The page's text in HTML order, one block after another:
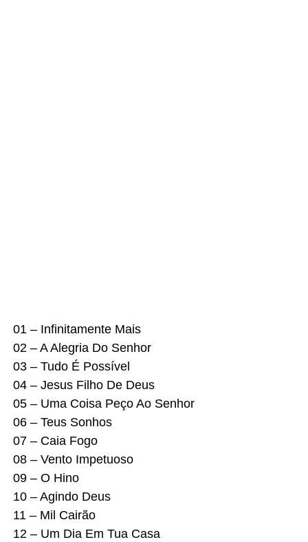
01 – Infinitamente Mais
02 – A Alegria Do Senhor
03 – Tudo É Possível
04 – Jesus Filho De Deus
05 – Uma Coisa Peço Ao Senhor
06 – Teus Sonhos
07 – Caia Fogo
08 – Vento Impetuoso
09 – O Hino
10 – Agindo Deus
11 – Mil Cairão
12 – Um Dia Em Tua Casa